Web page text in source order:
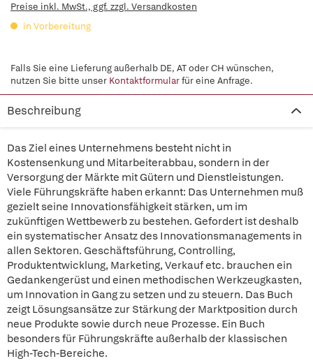
Preise inkl. MwSt., ggf. zzgl. Versandkosten
in Vorbereitung
Falls Sie eine Lieferung außerhalb DE, AT oder CH wünschen,
nutzen Sie bitte unser Kontaktformularfür eine Anfrage.
Beschreibung
Das Ziel eines Unternehmens besteht nicht in
Kostensenkung und Mitarbeiterabbau, sondern in der
Versorgung der Märkte mit Gütern und Dienstleistungen.
Viele Führungskräfte haben erkannt: Das Unternehmen muß
gezielt seine Innovationsfähigkeit stärken, um im
zukünftigen Wettbewerb zu bestehen. Gefordert ist deshalb
ein systematischer Ansatz des Innovationsmanagements in
allen Sektoren. Geschäftsführung, Controlling,
Produktentwicklung, Marketing, Verkauf etc. brauchen ein
Gedankengerüst und einen methodischen Werkzeugkasten,
um Innovation in Gang zu setzen und zu steuern. Das Buch
zeigt Lösungsansätze zur Stärkung der Marktposition durch
neue Produkte sowie durch neue Prozesse. Ein Buch
besonders für Führungskräfte außerhalb der klassischen
High-Tech-Bereiche.